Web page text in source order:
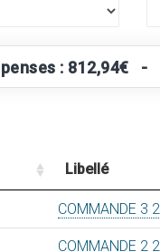
: 812,94€ -
Libellé
COMMANDE 3
COMMANDE 2